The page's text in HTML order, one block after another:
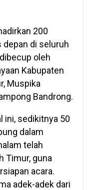
200
depan di seluruh
oleh
Kabupaten
Muspika
Bandrong.
ini, sedikitnya 50
dalam
telah
Timur, guna
acara.
adek-adek dari